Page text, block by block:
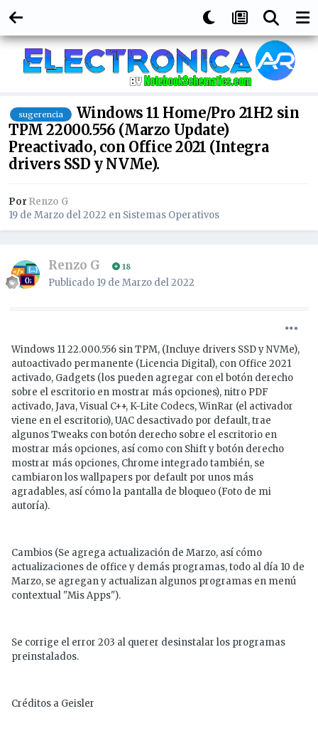
sugerencia
Windows 11 Home/Pro 21H2 sin
TPM 22000.556 (Marzo Update)
Preactivado, con Office 2021 (Integra
drivers SSD y NVMe).
Por Renzo G
19 de Marzo del 2022 en Sistemas Operativos
Renzo G 18
Publicado 19 de Marzo del 2022
Windows 11 22.000.556 sin TPM, (Incluye drivers SSD y NVMe),
autoactivado permanente (Licencia Digital), con Office 2021
activado, Gadgets (los pueden agregar con el botón derecho
sobre el escritorio en mostrar más opciones), nitro PDF
activado, Java, Visual C++, K-Lite Codecs, WinRar (el activador
viene en el escritorio), UAC desactivado por default, trae
algunos Tweaks con botón derecho sobre el escritorio en
mostrar más opciones, así como con Shift y botón derecho
mostrar más opciones, Chrome integrado también, se
cambiaron los wallpapers por default por unos más
agradables, así cómo la pantalla de bloqueo (Foto de mi
autoría).
Cambios (Se agrega actualización de Marzo, así cómo
actualizaciones de office y demás programas, todo al día 10 de
Marzo, se agregan y actualizan algunos programas en menú
contextual "Mis Apps").
Se corrige el error 203 al querer desinstalar los programas
preinstalados.
Créditos a Geisler